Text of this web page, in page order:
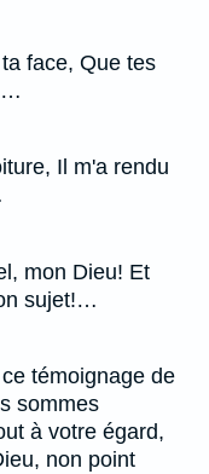
face, Que tes
Il m'a rendu
mon Dieu! Et
sujet!…
témoignage de
sommes
à votre égard,
non point